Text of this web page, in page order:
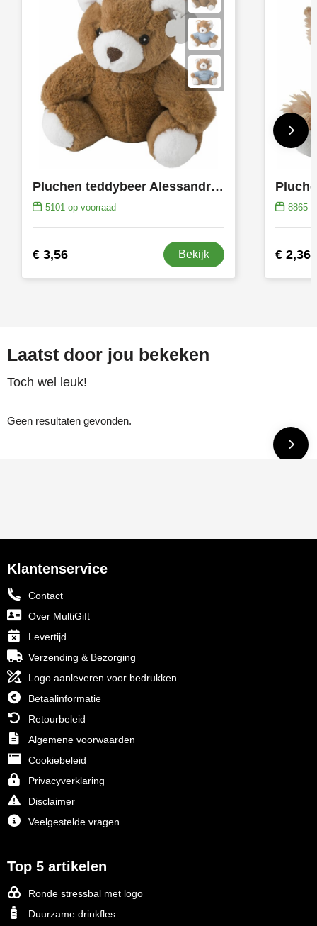
Pluchen teddybeer Alessandro | 20 cm
5101op voorraad
€ 3,56 Bekijk
8865
€ 2,36
Laatst door jou bekeken
Toch wel leuk!
Geen resultaten gevonden.
Klantenservice
Contact
Over MultiGift
Levertijd
Verzending & Bezorging
Logo aanleveren voor bedrukken
Betaalinformatie
Retourbeleid
Algemene voorwaarden
Cookiebeleid
Privacyverklaring
Disclaimer
Veelgestelde vragen
Top 5 artikelen
Ronde stressbal met logo
Duurzame drinkfles